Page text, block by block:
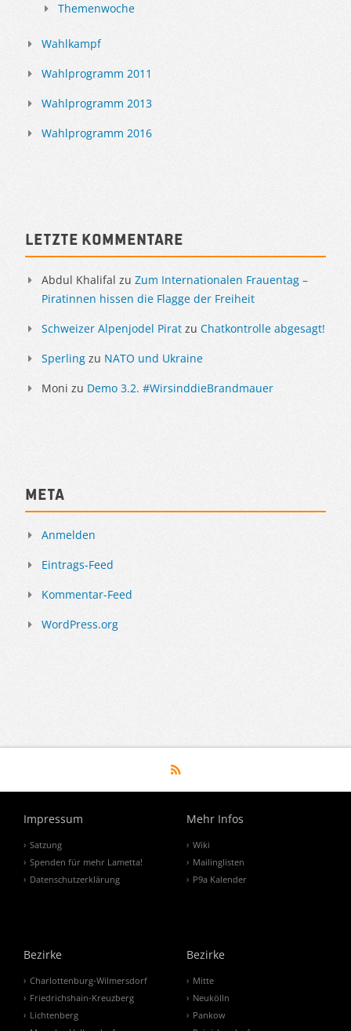
Themenwoche
Wahlkampf
Wahlprogramm 2011
Wahlprogramm 2013
Wahlprogramm 2016
Letzte Kommentare
Abdul Khalifal zu Zum Internationalen Frauentag –
Piratinnen hissen die Flagge der Freiheit
Schweizer Alpenjodel Pirat zu Chatkontrolle abgesagt!
Sperling zu NATO und Ukraine
Moni zu Demo 3.2. #WirsinddieBrandmauer
Meta
Anmelden
Eintrags-Feed
Kommentar-Feed
WordPress.org
Impressum
Satzung
Spenden für mehr Lametta!
Datenschutzerklärung
Mehr Infos
Wiki
Mailinglisten
P9a Kalender
Bezirke
Charlottenburg-Wilmersdorf
Friedrichshain-Kreuzberg
Lichtenberg
Bezirke
Mitte
Neukölln
Pankow